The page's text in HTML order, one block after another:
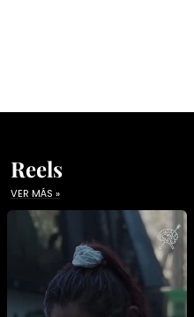
Reels
VER MÁS »